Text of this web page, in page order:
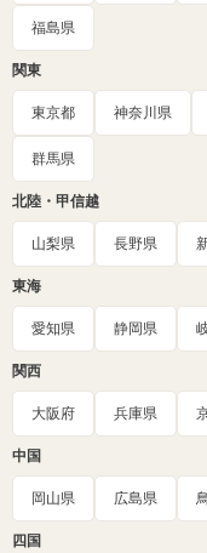
福島県
関東
東京都 神奈川県
群馬県
北陸・甲信越
山梨県 長野県
東海
愛知県 静岡県
関西
大阪府 兵庫県
中国
岡山県 広島県
四国